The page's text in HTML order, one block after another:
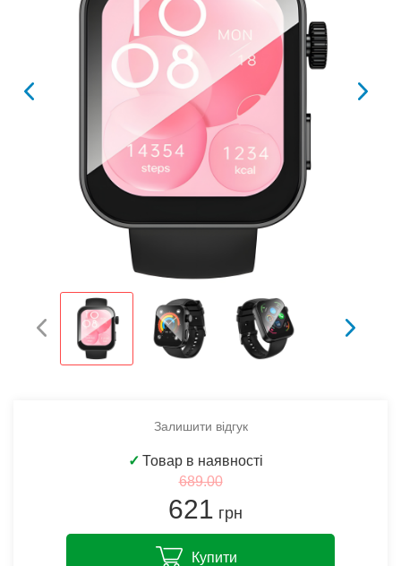
Залишити відгук
✓ Товар в наявності
689.00
621 грн
Купити